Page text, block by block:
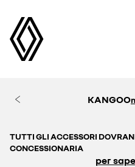
KANGOO
TUTTI GLI ACCESSORI
CONCESSIONARIA
per